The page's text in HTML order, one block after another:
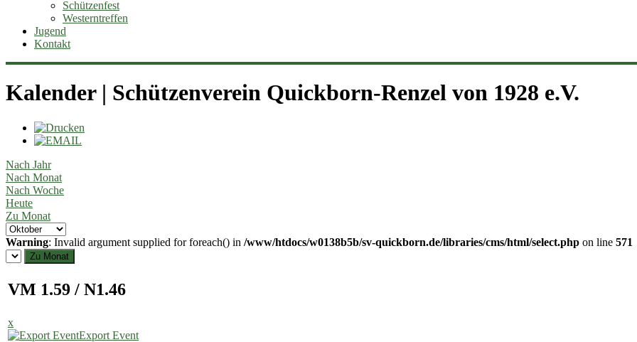
Schützenfest
Westerntreffen
Jugend
Kontakt
Kalender | Schützenverein Quickborn-Renzel von 1928 e.V.
Nach Jahr
Nach Monat
Nach Woche
Heute
Zu Monat
Warning: Invalid argument supplied for foreach() in /www/htdocs/w0138b5b/sv-quickborn.de/libraries/cms/html/select.php on line 571
Zu Monat
VM 1.59 / N1.46
x
Export Event